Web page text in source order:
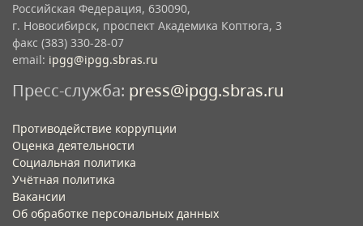
Российская Федерация, 630090,
г. Новосибирск, проспект Академика Коптюга, 3
факс (383) 330-28-07
email: ipgg@ipgg.sbras.ru
Пресс-служба: press@ipgg.sbras.ru
Противодействие коррупции
Оценка деятельности
Социальная политика
Учётная политика​
Вакансии​
Об обработке персональных данных​